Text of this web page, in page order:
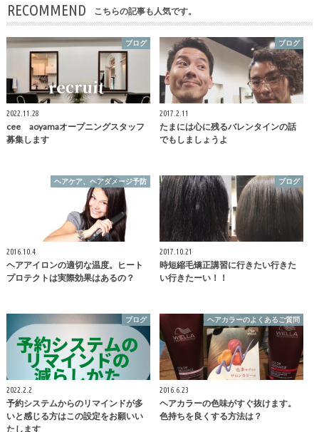
RECOMMEND こちらの記事も人気です。
ブログ
2022.11.28
cee aoyamaオープニングスタッフ
募集します
ブログ
2017.2.11
たまには心に残るバレンタインの話
でもしましょうよ
ヘアケア、ヘアダメージ予防
2016.10.4
ヘアアイロンの適切な温度。ヒート
プロテクトは実際効果はあるの？
ブログ
2017.10.21
時短縮毛矯正講習に行きたい行きた
い行きたーい！！
ブログ
2022.2.2
予約システムからのリマインドが多
いと感じる方はこの設定をお願いい
たします
ヘアカラーのよくあるご質問
2016.6.23
ヘアカラーの色味がすぐ抜けます。
色持ちを良くする方法は？